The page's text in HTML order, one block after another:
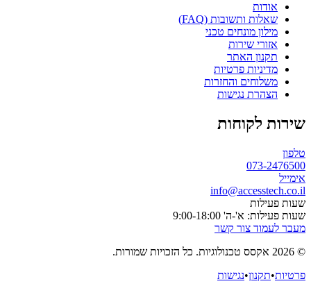
אודות
שאלות ותשובות (FAQ)
מילון מונחים טכני
אזורי שירות
תקנון האתר
מדיניות פרטיות
משלוחים והחזרות
הצהרת נגישות
שירות לקוחות
טלפון
073-2476500
אימייל
info@accesstech.co.il
שעות פעילות
שעות פעילות: א'-ה' 9:00-18:00
מעבר לעמוד צור קשר
© 2026 אקסס טכנולוגיות. כל הזכויות שמורות.
פרטיות•תקנון•נגישות